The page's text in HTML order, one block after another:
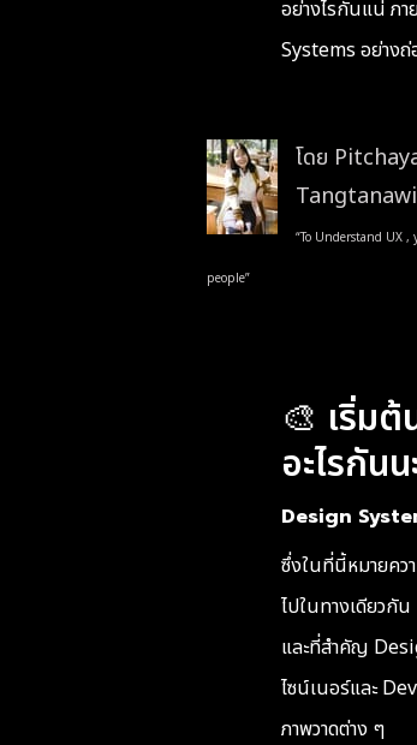
อย่างไรกันแน่ภา
Systems อย่าง
โดย
“To Understand UX
people”
🎨 เริ่ม
อะไรกันน
Design
ซึ่งในที่นี้หมายคว
ไปในทางเดียวกัน
และที่สำคัญ
ไซน์เนอร์และ
ภาพวาดต่าง ๆ